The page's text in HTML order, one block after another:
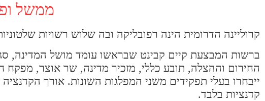
ממשל
קרוליינה הדרומית הינה רפובליקה ובה שלוש רשויות
ברשות המבצעת קיים קבינט שבראשו עומד מושל המדינה,
החירום וההצלה, תובע כללי, מזכיר מדינה, שר אוצר, מפקח
ייבחרו בעלי תפקידים משני המפלגות השונות. אורך
קדנציות בלבד.